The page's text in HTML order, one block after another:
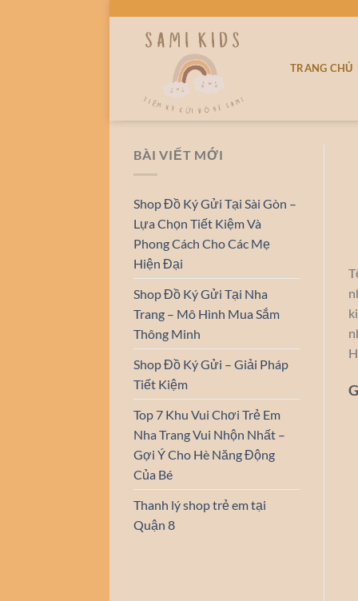
TRANG CHỦ
BÀI VIẾT MỚI
Shop Đồ Ký Gửi Tại Sài Gòn –
Lựa Chọn Tiết Kiệm Và
Phong Cách Cho Các Mẹ
Hiện Đại
Shop Đồ Ký Gửi Tại Nha
Trang – Mô Hình Mua Sắm
Thông Minh
Shop Đồ Ký Gửi – Giải Pháp
Tiết Kiệm
Top 7 Khu Vui Chơi Trẻ Em
Nha Trang Vui Nhộn Nhất –
Gợi Ý Cho Hè Năng Động
Của Bé
Thanh lý shop trẻ em tại
Quận 8